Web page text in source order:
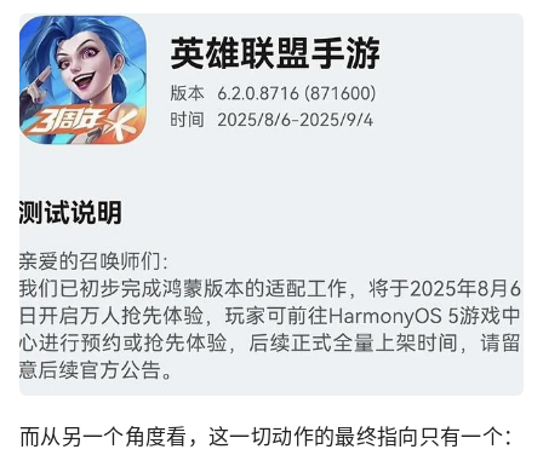
而从另一个角度看，这一切动作的最终指向只有一个：